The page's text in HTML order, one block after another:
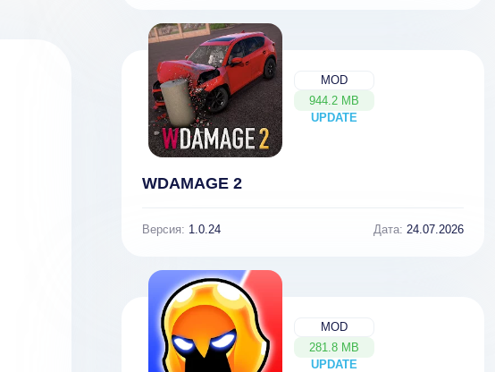
MOD
944.2 MB
UPDATE
NEW
WDAMAGE 2
Версия: 1.0.24 Дата: 24.07.2026
MOD
281.8 MB
UPDATE
NEW